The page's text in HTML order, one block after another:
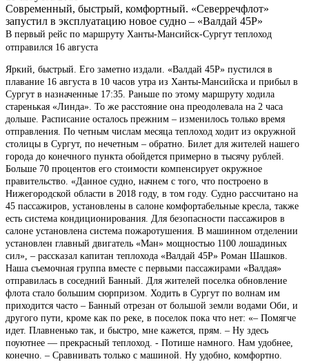
Современный, быстрый, комфортный. «Северречфлот»
запустил в эксплуатацию новое судно – «Валдай 45Р»
В первый рейс по маршруту Ханты-Мансийск-Сургут теплоход
отправился 16 августа
Яркий, быстрый. Его заметно издали. «Валдай 45Р» пустился в
плавание 16 августа в 10 часов утра из Ханты-Мансийска и прибыл в
Сургут в назначенные 17:35. Раньше по этому маршруту ходила
старенькая «Линда». То же расстояние она преодолевала на 2 часа
дольше. Расписание осталось прежним – изменилось только время
отправления. По четным числам месяца теплоход ходит из окружной
столицы в Сургут, по нечетным – обратно. Билет для жителей нашего
города до конечного пункта обойдется примерно в тысячу рублей.
Больше 70 процентов его стоимости компенсирует окружное
правительство. «Данное судно, начнем с того, что построено в
Нижегородской области в 2018 году, в том году. Судно рассчитано на
45 пассажиров, установлены в салоне комфортабельные кресла, также
есть система кондиционирования. Для безопасности пассажиров в
салоне установлена система пожаротушения. В машинном отделении
установлен главный двигатель «Ман» мощностью 1100 лошадиных
сил», – рассказал капитан теплохода «Валдай 45Р» Роман Шашков.
Наша съемочная группа вместе с первыми пассажирами «Валдая»
отправилась в соседний Банный. Для жителей поселка обновление
флота стало большим сюрпризом. Ходить в Сургут по волнам им
приходится часто – Банный отрезан от большой земли водами Оби, и
другого пути, кроме как по реке, в поселок пока что нет: «– Помягче
идет. Плавненько так, и быстро, мне кажется, прям. – Ну здесь
поуютнее — прекрасный теплоход. - Потише намного. Нам удобнее,
конечно. – Сравнивать только с машиной. Ну удобно, комфортно.